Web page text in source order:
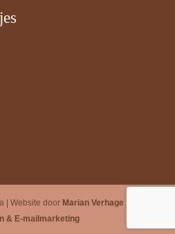
| Website door Marian Verhage
& E-mailmarketing